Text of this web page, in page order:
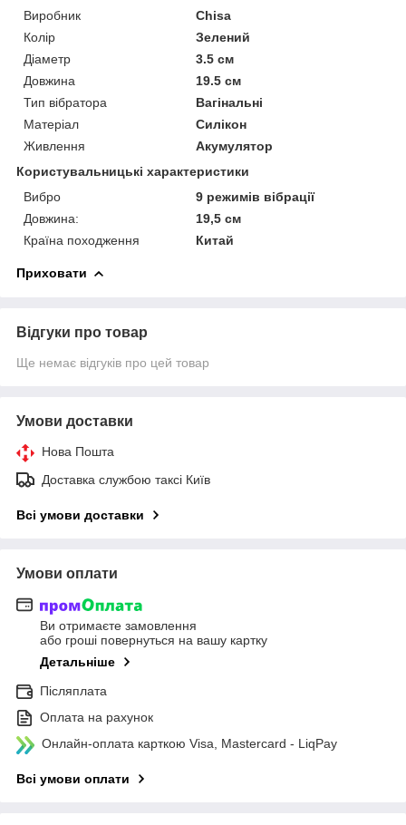
Виробник
Chisa
Колір
Зелений
Діаметр
3.5 см
Довжина
19.5 см
Тип вібратора
Вагінальні
Матеріал
Силікон
Живлення
Акумулятор
Користувальницькі характеристики
Вибро
9 режимів вібрації
Довжина:
19,5 см
Країна походження
Китай
Приховати
Відгуки про товар
Ще немає відгуків про цей товар
Умови доставки
Нова Пошта
Доставка службою таксі Київ
Всі умови доставки
Умови оплати
Ви отримаєте замовлення
або гроші повернуться на вашу картку
Детальніше
Післяплата
Оплата на рахунок
Онлайн-оплата карткою Visa, Mastercard - LiqPay
Всі умови оплати